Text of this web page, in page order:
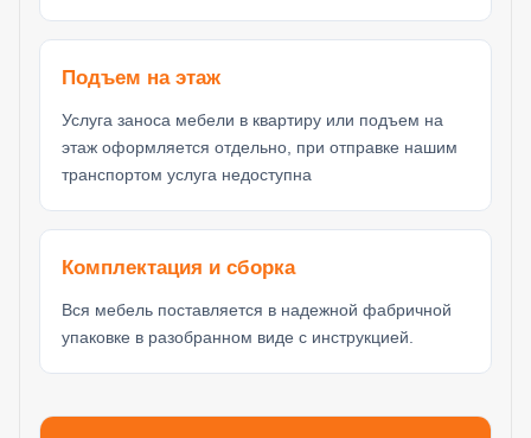
Подъем на этаж
Услуга заноса мебели в квартиру или подъем на
этаж оформляется отдельно, при отправке нашим
транспортом услуга недоступна
Комплектация и сборка
Вся мебель поставляется в надежной фабричной
упаковке в разобранном виде с инструкцией.